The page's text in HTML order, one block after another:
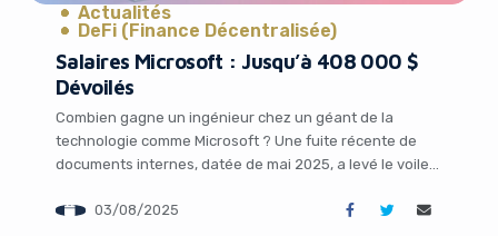
Actualités
DeFi (Finance Décentralisée)
Salaires Microsoft : Jusqu’à 408 000 $
Dévoilés
Combien gagne un ingénieur chez un géant de la
technologie comme Microsoft ? Une fuite récente de
documents internes, datée de mai 2025, a levé le voile
nouvelles recrues techniques aux États-Unis. Avec des
03/08/2025